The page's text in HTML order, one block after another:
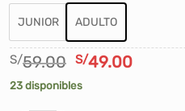
JUNIOR ADULTO
S/59.00 El
original
S/49.00El
23 disponibles